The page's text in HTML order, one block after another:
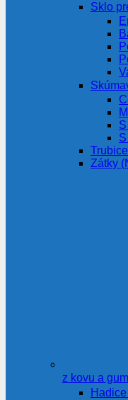
Sklo
Zátky
z kovu a